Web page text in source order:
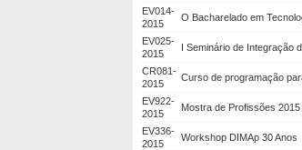
EV014-
2015
O Bacharelado em
EV025-
2015
I Seminário de Integração
CR081-
2015
Curso de programação
EV922-
2015
Mostra de Profissões 2015
EV336-
2015
Workshop DIMAp 30 Anos